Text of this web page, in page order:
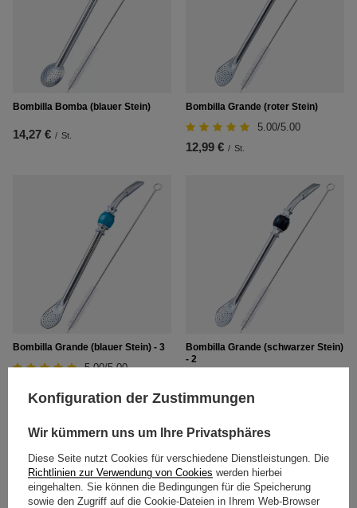
Bombilla Bomba (blauer Stein)
14,27 € / St.
Bombilla Grande (roter Stein)
5.00/5.00
12,99 € / St.
Bombilla Grande (blauer Stein) - 3
5.00/5.00
Bombilla Grande (schwarzer Stein)
- 2
12,99 € / St.
Konfiguration der Zustimmungen
Wir kümmern uns um Ihre Privatsphäres
Diese Seite nutzt Cookies für verschiedene Dienstleistungen. Die
Richtlinien zur Verwendung von Cookies werden hierbei
eingehalten. Sie können die Bedingungen für die Speicherung
sowie den Zugriff auf die Cookie-Dateien in Ihrem Web-Browser